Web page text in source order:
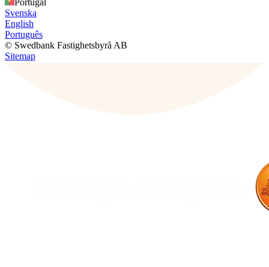
Portugal
Svenska
English
Português
© Swedbank Fastighetsbyrå AB
Sitemap